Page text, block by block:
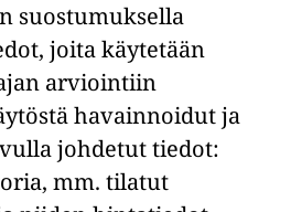
suostumuksella
joita käytetään
arviointiin
havainnoidut ja
johdetut tiedot:
mm. tilatut